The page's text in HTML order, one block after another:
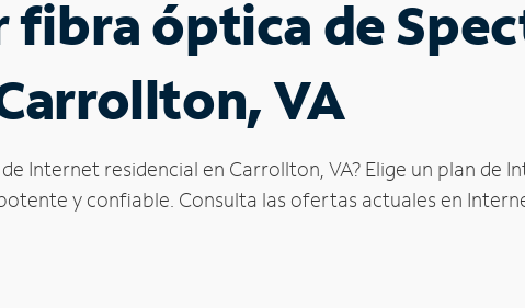
óptica de
VA
Internet residencial en Carrollton, VA? Elige un plan
y confiable. Consulta las ofertas actuales en